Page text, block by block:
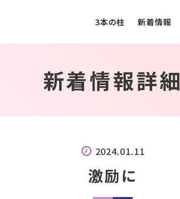
3本の柱 新着情報
新着情報詳細
2024.01.11
激励に